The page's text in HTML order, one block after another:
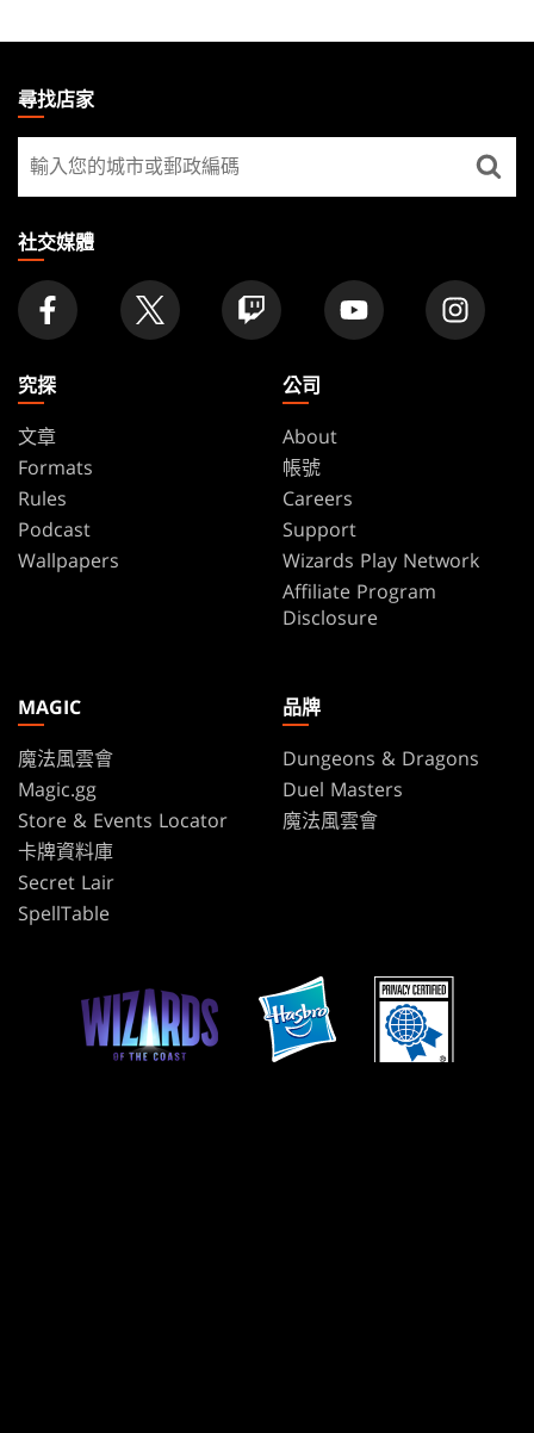
THE
GATHERING
FOOTER
尋找店家
尋
找
家
社交媒體
究探
文章
Formats
Rules
Podcast
Wallpapers
公司
About
帳號
Careers
Support
Wizards Play Network
Affiliate Program
Disclosure
MAGIC
魔法風雲會
Magic.gg
Store & Events Locator
卡牌資料庫
Secret Lair
SpellTable
品牌
Dungeons & Dragons
Duel Masters
魔法風雲會